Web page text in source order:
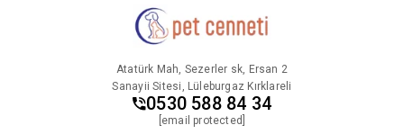
Atatürk Mah, Sezerler sk, Ersan 2
Sanayii Sitesi, Lüleburgaz Kırklareli
0530 588 84 34
[email protected]